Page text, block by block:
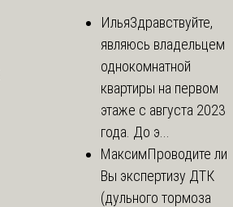
ИльяЗдравствуйте,
являюсь владельцем
однокомнатной
квартиры на первом
этаже с августа 2023
года. До э...
МаксимПроводите ли
Вы экспертизу ДТК
(дульного тормоза